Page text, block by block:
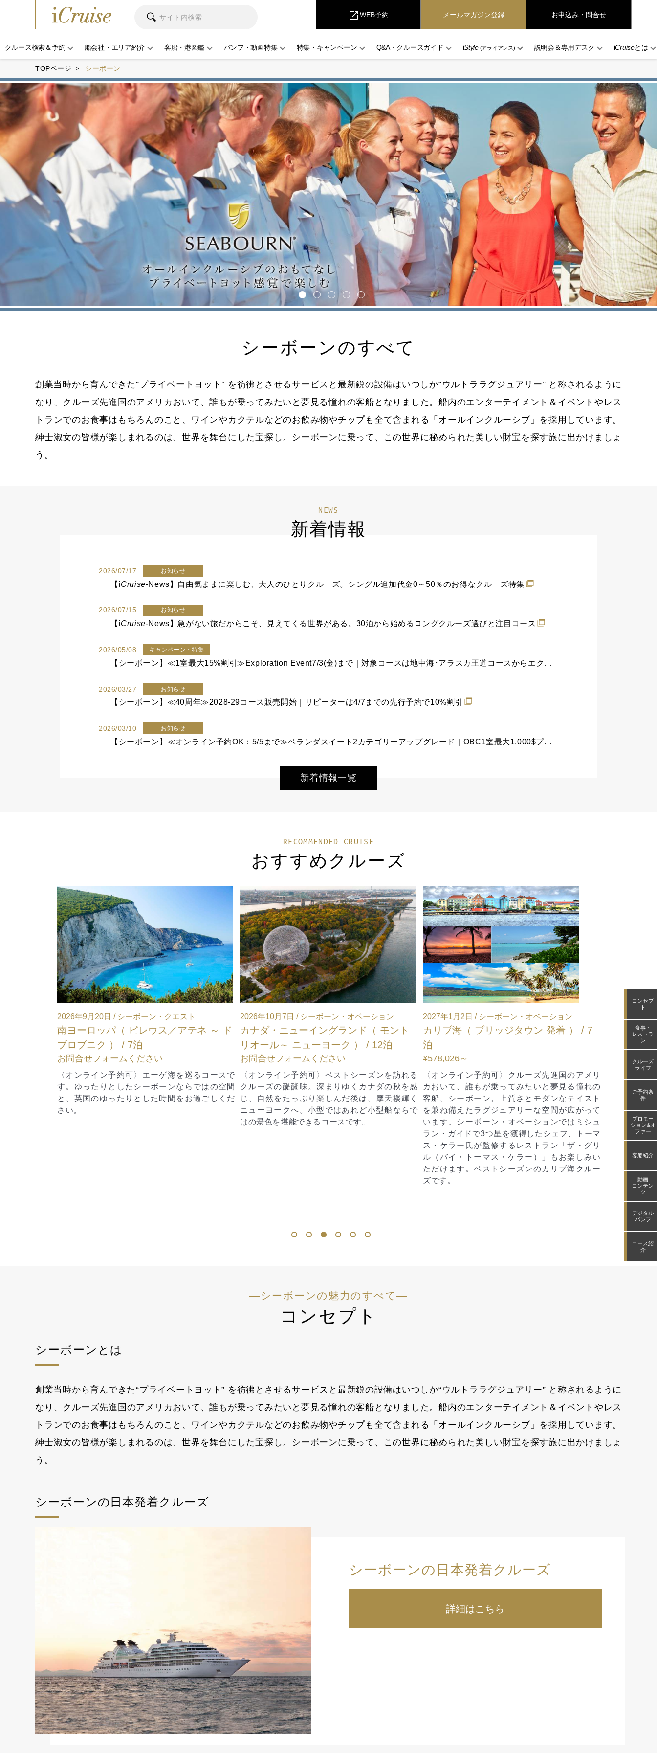
コンセプ
ト
食事・
レストラ
ン
クルーズ
ライフ
ご予約条
件
プロモー
ション&オ
ファー
客船紹介
動画
コンテン
ツ
デジタル
パンフ
コース紹
介
open_in_newWEB予約 メールマガジン登録 お申込み・問合せ
クルーズ検索＆予約 船会社・エリア紹介 客船・港図鑑 パンフ・動画特集 特集・キャンペーン Q&A・クルーズガイド iStyle(アライアンス) 説明会＆専用デスク iCruiseとは
TOPページ シーボーン
1 2 3 4 5
シーボーンのすべて
創業当時から育んできた“プライベートヨット” を彷彿とさせるサービスと最新鋭の設備はいつしか“ウルトララグジュアリー” と称されるように
なり、クルーズ先進国のアメリカおいて、誰もが乗ってみたいと夢見る憧れの客船となりました。船内のエンターテイメント＆イベントやレス
トランでのお食事はもちろんのこと、ワインやカクテルなどのお飲み物やチップも全て含まれる「オールインクルーシブ」を採用しています。
紳士淑女の皆様が楽しまれるのは、世界を舞台にした宝探し。シーボーンに乗って、この世界に秘められた美しい財宝を探す旅に出かけましょ
う。
NEWS
新着情報
2026/07/17 お知らせ
【 iCruise-News】自由気ままに楽しむ、大人のひとりクルーズ。シングル追加代金0～50％のお得なクルーズ特集
2026/07/15 お知らせ
【 iCruise-News】急がない旅だからこそ、見えてくる世界がある。30泊から始めるロングクルーズ選びと注目コース
2026/05/08 キャンペーン・特集
【シーボーン】≪1室最大15%割引≫Exploration Event7/3(金)まで｜対象コースは地中海･アラスカ王道コースからエクスペディションまで
2026/03/27 お知らせ
【シーボーン】≪40周年≫2028-29コース販売開始｜リピーターは4/7までの先行予約で10%割引
2026/03/10 お知らせ
【シーボーン】≪オンライン予約OK：5/5まで≫ベランダスイート2カテゴリーアップグレード｜OBC1室最大1,000$プレゼント≪Yours to EXPLORE EVENT≫
新着情報一覧
RECOMMENDED CRUISE
おすすめクルーズ
2026年10月7日 / シーボーン・オベーション
カナダ・ニューイングランド（ モント
リオール～ ニューヨーク ） / 12泊
お問合せフォームください
〈オンライン予約可〉ベストシーズンを訪れる
クルーズの醍醐味。深まりゆくカナダの秋を感
じ、自然をたっぷり楽しんだ後は、摩天楼輝く
ニューヨークへ。小型ではあれど小型船ならで
2027年1月2日 / シーボーン・オベーション
カリブ海（ ブリッジタウン 発着 ） / 7
泊
¥578,026～
〈オンライン予約可〉クルーズ先進国のアメリ
カおいて、誰もが乗ってみたいと夢見る憧れの
客船、シーボーン。上質さとモダンなテイスト
を兼ね備えたラグジュアリーな空間が広がって
います。シーボーン・オベーションではミシュ
2027年3月13日 / シーボーン・アンコール
アジア&アジア太平洋（ 東京 発着 ） /
14泊
お問合せフォームください
〈オンライン予約可〉スモールシップならでは
の贅沢！3万トンクラス「オデッセイクラス」に
続き、4万トンクラスの客船を就航させました。
ゴッドマザーはソプラノ歌手のサラ・ブライト
マンさん。全客室がスイート仕様なのはもちろ
んのこと、バルコニーを完備しています。上質
さとモダンなテイストを兼ね備えたラグジュア
リーな空間が広がる、待望のシーボンの日本発
着クルーズです。
キンバリ
ウィン ～
お問合せフ
クルーズの
る、オース
な手つかず
の北極や、
の船殻能力
船ながら極
アックボー
メリカおい
ね備えたラ
1 2 3 4 5 6
―シーボーンの魅力のすべて―
コンセプト
シーボーンとは
創業当時から育んできた“プライベートヨット” を彷彿とさせるサービスと最新鋭の設備はいつしか“ウルトララグジュアリー” と称されるように
なり、クルーズ先進国のアメリカおいて、誰もが乗ってみたいと夢見る憧れの客船となりました。船内のエンターテイメント＆イベントやレス
トランでのお食事はもちろんのこと、ワインやカクテルなどのお飲み物やチップも全て含まれる「オールインクルーシブ」を採用しています。
紳士淑女の皆様が楽しまれるのは、世界を舞台にした宝探し。シーボーンに乗って、この世界に秘められた美しい財宝を探す旅に出かけましょ
う。
シーボーンの日本発着クルーズ
シーボーンの日本発着クルーズ
詳細はこちら